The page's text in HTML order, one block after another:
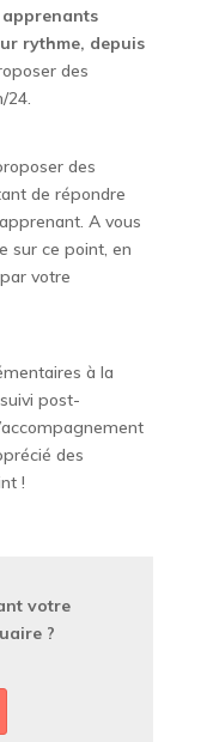
rythme, depuis
des
24.
des
de répondre
A vous
sur ce point, en
votre
à la
post-
des
!
votre
?